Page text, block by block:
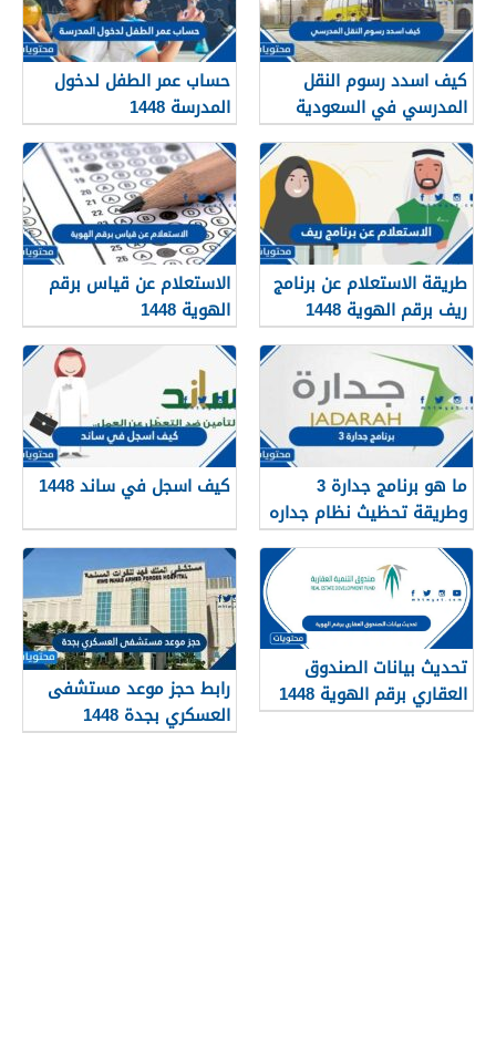
كيف اسدد رسوم النقل
المدرسي في السعودية
1448
حساب عمر الطفل لدخول
المدرسة 1448
طريقة الاستعلام عن برنامج
ريف برقم الهوية 1448
الاستعلام عن قياس برقم
الهوية 1448
services.qiyas.sa
ما هو برنامج جدارة 3
وطريقة تحظيث نظام جداره
1448
كيف اسجل في ساند 1448
تحديث بيانات الصندوق
العقاري برقم الهوية 1448
الرابط والخطوات
رابط حجز موعد مستشفى
العسكري بجدة 1448